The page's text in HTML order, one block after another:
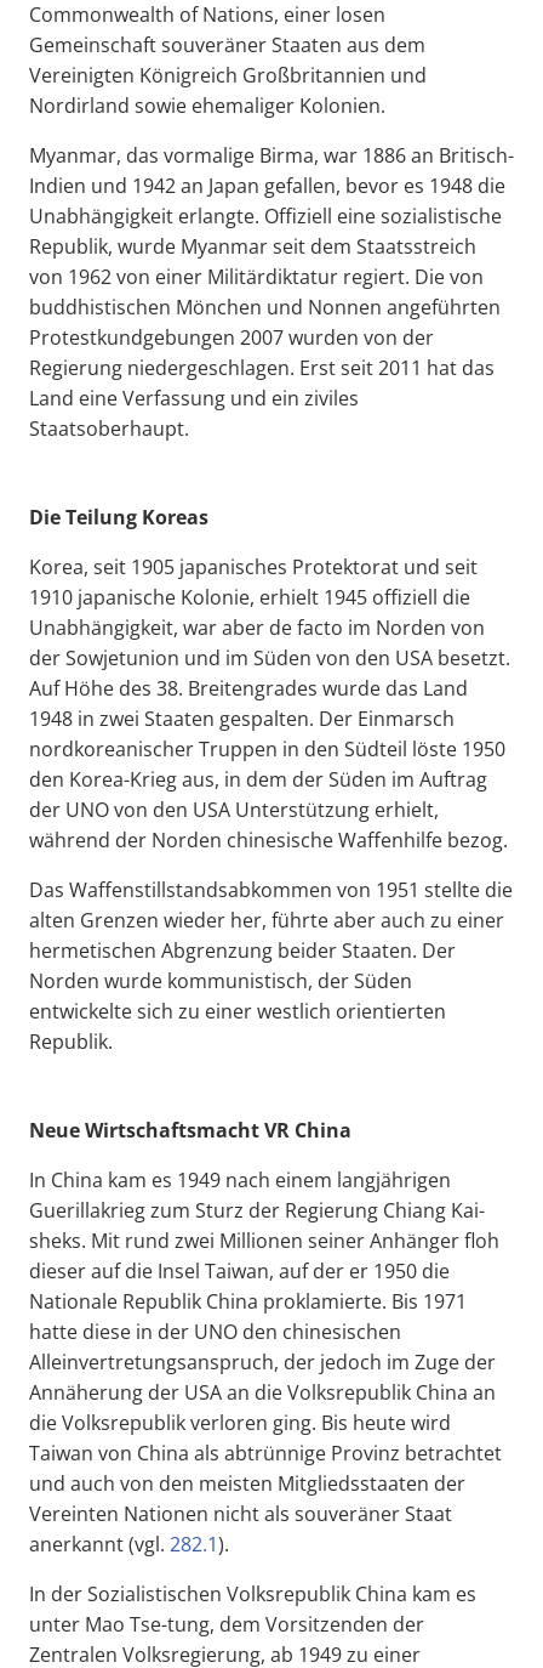
Commonwealth of Nations, einer losen
Gemeinschaft souveräner Staaten aus dem
Vereinigten Königreich Großbritannien und
Nordirland sowie ehemaliger Kolonien.
Myanmar, das vormalige Birma, war 1886 an Britisch-
Indien und 1942 an Japan gefallen, bevor es 1948 die
Unabhängigkeit erlangte. Offiziell eine sozialistische
Republik, wurde Myanmar seit dem Staatsstreich
von 1962 von einer Militärdiktatur regiert. Die von
buddhistischen Mönchen und Nonnen angeführten
Protestkundgebungen 2007 wurden von der
Regierung niedergeschlagen. Erst seit 2011 hat das
Land eine Verfassung und ein ziviles
Staatsoberhaupt.
Die Teilung Koreas
Korea, seit 1905 japanisches Protektorat und seit
1910 japanische Kolonie, erhielt 1945 offiziell die
Unabhängigkeit, war aber de facto im Norden von
der Sowjetunion und im Süden von den USA besetzt.
Auf Höhe des 38. Breitengrades wurde das Land
1948 in zwei Staaten gespalten. Der Einmarsch
nordkoreanischer Truppen in den Südteil löste 1950
den Korea-Krieg aus, in dem der Süden im Auftrag
der UNO von den USA Unterstützung erhielt,
während der Norden chinesische Waffenhilfe bezog.
Das Waffenstillstandsabkommen von 1951 stellte die
alten Grenzen wieder her, führte aber auch zu einer
hermetischen Abgrenzung beider Staaten. Der
Norden wurde kommunistisch, der Süden
entwickelte sich zu einer westlich orientierten
Republik.
Neue Wirtschaftsmacht VR China
In China kam es 1949 nach einem langjährigen
Guerillakrieg zum Sturz der Regierung Chiang Kai-
sheks. Mit rund zwei Millionen seiner Anhänger floh
dieser auf die Insel Taiwan, auf der er 1950 die
Nationale Republik China proklamierte. Bis 1971
hatte diese in der UNO den chinesischen
Alleinvertretungsanspruch, der jedoch im Zuge der
Annäherung der USA an die Volksrepublik China an
die Volksrepublik verloren ging. Bis heute wird
Taiwan von China als abtrünnige Provinz betrachtet
und auch von den meisten Mitgliedsstaaten der
Vereinten Nationen nicht als souveräner Staat
anerkannt (vgl. 282.1).
In der Sozialistischen Volksrepublik China kam es
unter Mao Tse-tung, dem Vorsitzenden der
Zentralen Volksregierung, ab 1949 zu einer